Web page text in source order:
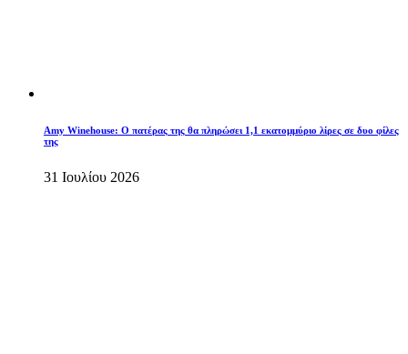
Amy Winehouse: Ο πατέρας της θα πληρώσει 1,1 εκατομμύριο λίρες σε δυο φίλες
της
31 Ιουλίου 2026